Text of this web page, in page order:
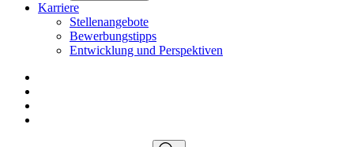
Karriere
Stellenangebote
Bewerbungstipps
Entwicklung und Perspektiven